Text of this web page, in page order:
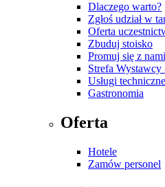
Dlaczego warto?
Zgłoś udział w
Oferta
Zbuduj stoisko
Promuj się z nami
Strefa Wystawcy
Usługi techniczne
Gastronomia
Oferta
Hotele
Zamów personel